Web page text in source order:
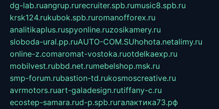
dg-lab.ruangrup.rurecruiter.spb.rumusic8.spb.ru
krsk124.rukubok.spb.ruromanofforex.ru
analitikaplus.ruspyonline.ruzosikamery.ru
sloboda-ural.pp.ruAUTO-COM.SUhohota.netalimy.ru
online-z.comaromat-vostoka.ruotdelkaexp.ru
mobilvest.rubbd.net.rumebelshop.msk.ru
smp-forum.rubastion-td.rukosmoscreative.ru
avrmotors.ruart-galadesign.rutiffany-c.ru
ecostep-samara.rud-p.spb.ruгалактика73.рф